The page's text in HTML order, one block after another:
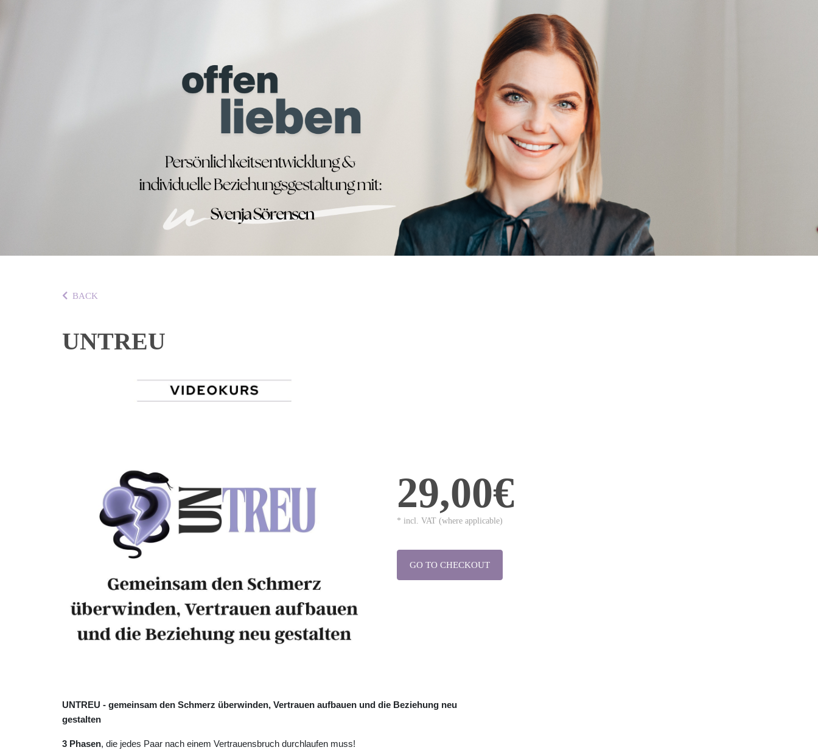
BACK
UNTREU
29,00€
* incl. VAT (where applicable)
GO TO CHECKOUT
UNTREU - gemeinsam den Schmerz überwinden, Vertrauen aufbauen und die Beziehung neu
gestalten
3 Phasen, die jedes Paar nach einem Vertrauensbruch durchlaufen muss!